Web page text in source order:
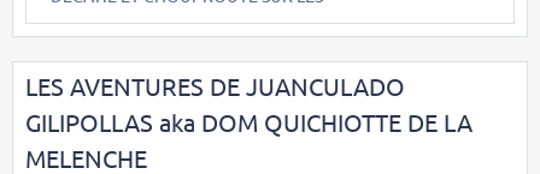
LES AVENTURES DE JUANCULADO
GILIPOLLAS aka DOM QUICHIOTTE DE LA
MELENCHE